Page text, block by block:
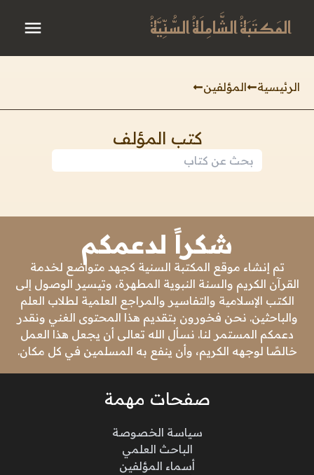
المَكتَبَةُ الشَّامِلَةُ السُّنِّيَّةُ
الرئيسية المؤلفين
كتب المؤلف
شكراً لدعمكم
تم إنشاء موقع المكتبة السنية كجهد متواضع لخدمة
القرآن الكريم والسنة النبوية المطهرة، وتيسير الوصول إلى
الكتب الإسلامية والتفاسير والمراجع العلمية لطلاب العلم
والباحثين. نحن فخورون بتقديم هذا المحتوى الغني ونقدر
دعمكم المستمر لنا. نسأل الله تعالى أن يجعل هذا العمل
خالصًا لوجهه الكريم، وأن ينفع به المسلمين في كل مكان.
صفحات مهمة
سياسة الخصوصة
الباحث العلمي
أسماء المؤلفين